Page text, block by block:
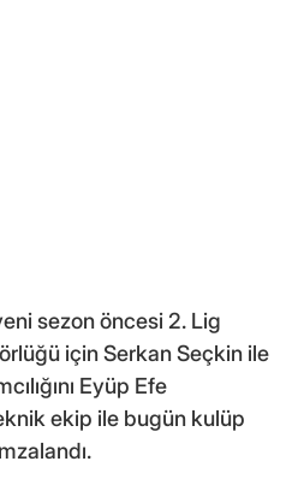
sezon öncesi 2. Lig
için Serkan Seçkin ile
Eyüp Efe
ekip ile bugün kulüp